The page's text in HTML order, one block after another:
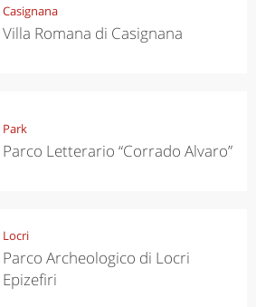
Casignana
Villa Romana di Casignana
Park
Parco Letterario “Corrado Alvaro”
Locri
Parco Archeologico di Locri
Epizefiri